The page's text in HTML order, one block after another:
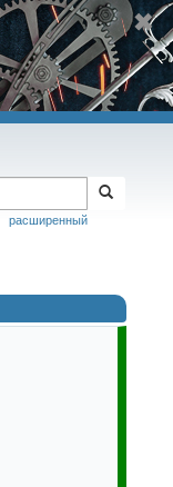
расширенный